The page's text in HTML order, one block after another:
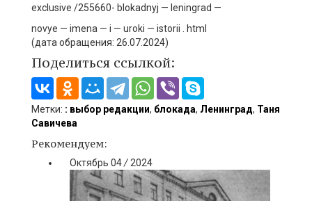
exclusive /255660- blokadnyj — leningrad —
novye — imena — i — uroki — istorii . html
(дата обращения: 26.07.2024)
Поделиться ссылкой:
Метки: : выбор редакции, блокада, Ленинград, Таня
Савичева
Рекомендуем:
Октябрь 04/ 2024